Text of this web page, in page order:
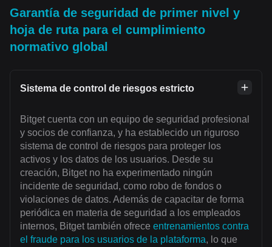
Garantía de seguridad de primer nivel y
hoja de ruta para el cumplimiento
normativo global
Sistema de control de riesgos estricto
Bitget cuenta con un equipo de seguridad profesional
y socios de confianza, y ha establecido un riguroso
sistema de control de riesgos para proteger los
activos y los datos de los usuarios. Desde su
creación, Bitget no ha experimentado ningún
incidente de seguridad, como robo de fondos o
violaciones de datos. Además de capacitar de forma
periódica en materia de seguridad a los empleados
internos, Bitget también ofrece entrenamientos contra
el fraude para los usuarios de la plataforma, lo que